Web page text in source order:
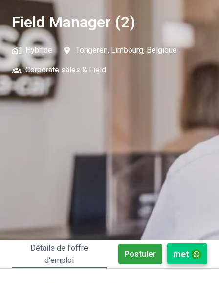
Field Manager (2)
Hybride Tongeren, Limbourg, Belgique
Corporate sales & Field
Détails de l'offre
d'emploi
Postuler met